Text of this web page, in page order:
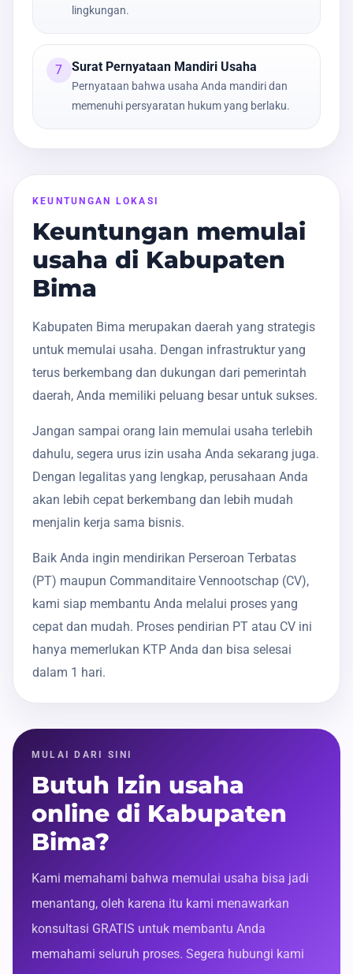
lingkungan.
7 Surat Pernyataan Mandiri Usaha
Pernyataan bahwa usaha Anda mandiri dan
memenuhi persyaratan hukum yang berlaku.
KEUNTUNGAN LOKASI
Keuntungan memulai
usaha di Kabupaten
Bima
Kabupaten Bima merupakan daerah yang strategis
untuk memulai usaha. Dengan infrastruktur yang
terus berkembang dan dukungan dari pemerintah
daerah, Anda memiliki peluang besar untuk sukses.
Jangan sampai orang lain memulai usaha terlebih
dahulu, segera urus izin usaha Anda sekarang juga.
Dengan legalitas yang lengkap, perusahaan Anda
akan lebih cepat berkembang dan lebih mudah
menjalin kerja sama bisnis.
Baik Anda ingin mendirikan Perseroan Terbatas
(PT) maupun Commanditaire Vennootschap (CV),
kami siap membantu Anda melalui proses yang
cepat dan mudah. Proses pendirian PT atau CV ini
hanya memerlukan KTP Anda dan bisa selesai
dalam 1 hari.
MULAI DARI SINI
Butuh Izin usaha
online di Kabupaten
Bima?
Kami memahami bahwa memulai usaha bisa jadi
menantang, oleh karena itu kami menawarkan
konsultasi GRATIS untuk membantu Anda
memahami seluruh proses. Segera hubungi kami